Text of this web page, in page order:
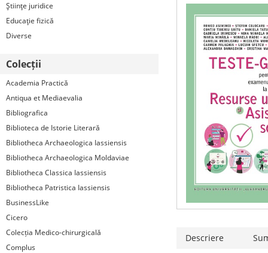
Ştiinţe juridice
Educaţie fizică
Diverse
Colecții
Academia Practică
Antiqua et Mediaevalia
Bibliografica
Biblioteca de Istorie Literară
Bibliotheca Archaeologica Iassiensis
Bibliotheca Archaeologica Moldaviae
Bibliotheca Classica Iassiensis
Bibliotheca Patristica Iassiensis
BusinessLike
Cicero
Colecția Medico-chirurgicală
Complus
Descriere